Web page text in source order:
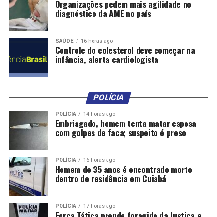
da Casa Civil, Fábio Garcia.
“Neste momento, nossa prioridade é acolher e garantir
a segurança dos nossos munícipes para que possam
voltar com tranquilidade, muito em breve, para suas
casas”, disse Moretti.
Saíto, também esteve in loco conversando com as
famílias e oferecendo o abrigo temporário. Na escola, a
secretaria está realizando uma triagem para verificar de
forma individual as necessidades pontuais de cada
Durante o primeiro atendimento às famílias, ainda
debaixo de chuva, o comandante da Guarda Municipal,
Julianos Lemos, interditou o acesso às ruas, para que o
vai e vem de carros – que teimavam em passar pelo
alagamento – não levasse mais água para dentro das
Organizações pedem mais agilidade no
diagnóstico da AME no país
SAÚDE 16 horas ago
Controle do colesterol deve começar na
infância, alerta cardiologista
POLÍCIA
POLÍCIA 14 horas ago
Embriagado, homem tenta matar esposa
com golpes de faca; suspeito é preso
POLÍCIA 16 horas ago
Homem de 35 anos é encontrado morto
dentro de residência em Cuiabá
POLÍCIA 17 horas ago